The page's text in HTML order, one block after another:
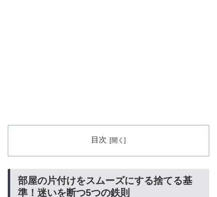
目次
部屋の片付けをスムーズにする捨てる基
準！迷いを断つ5つの鉄則